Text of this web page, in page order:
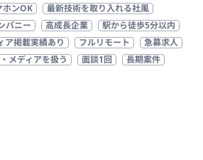
ホンOK
最新技術を取り入れる社風
パニー 高成長企業
駅から徒歩5分以内
ア掲載実績あり フルリモート
急募求人
メディアを扱う 面談1回 長期案件